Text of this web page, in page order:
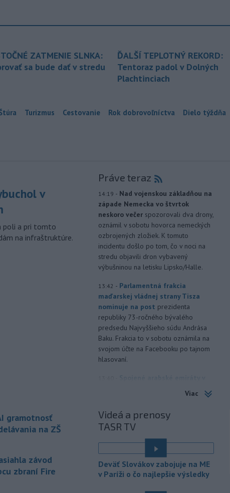
ZATMENIE SLNKA:
sa bude dať v stredu
ĎALŠÍ TEPLOTNÝ REKORD:
Tentoraz padol v Dolných
Plachtinciach
Turizmus Cestovanie Rok dobrovoľníctva Dielo týždňa
v
poli a pri tomto
na infraštruktúre.
gramotnosť
na ZŠ
závod
zbraní Fire
Práve teraz
14:19 - Nad vojenskou základňou na
západe Nemecka vo štvrtok
neskoro večer spozorovali dva drony,
oznámil v sobotu hovorca nemeckých
ozbrojených zložiek. K tomuto
incidentu došlo po tom, čo v noci na
stredu objavili dron vybavený
výbušninou na letisku Lipsko/Halle.
13:42 - Parlamentná frakcia
maďarskej vládnej strany Tisza
nominuje na post prezidenta
republiky 73-ročného bývalého
predsedu Najvyššieho súdu Andrása
Baku. Frakcia to v sobotu oznámila na
svojom účte na Facebooku po tajnom
hlasovaní.
patriaci ich štátnej spoločnosti
Abu Dhabi National Oil Company
(ADNOC), ktorý práve prechádzal
Hormuzským prielivom.
Horskí záchranári z
Oblastného strediska Horskej
záchrannej služby (HZS) Veľká Fatra
pomáhali v sobotu dopoludnia 39-
ročnej turistke v Rybovskom sedle.
Viac
Videá a prenosy
TASR TV
Deväť Slovákov zabojuje na ME
v Paríži o čo najlepšie výsledky